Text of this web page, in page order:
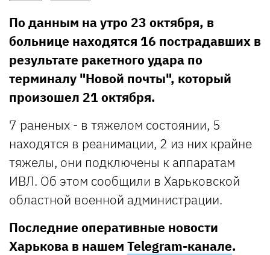
По данным на утро 23 октября, в
больнице находятся 16 пострадавших в
результате ракетного удара по
терминалу "Новой почты", который
произошел 21 октября.
7 раненых - в тяжелом состоянии, 5
находятся в реанимации, 2 из них крайне
тяжелы, они подключены к аппаратам
ИВЛ. Об этом сообщили в Харьковской
областной военной администрации.
Последние оперативные новости
Харькова в нашем Telegram-канале.